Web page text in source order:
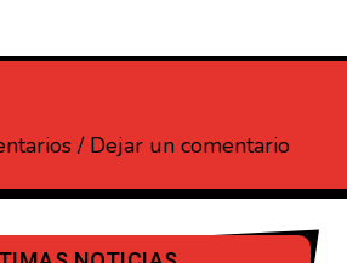
/ Dejar un comentario